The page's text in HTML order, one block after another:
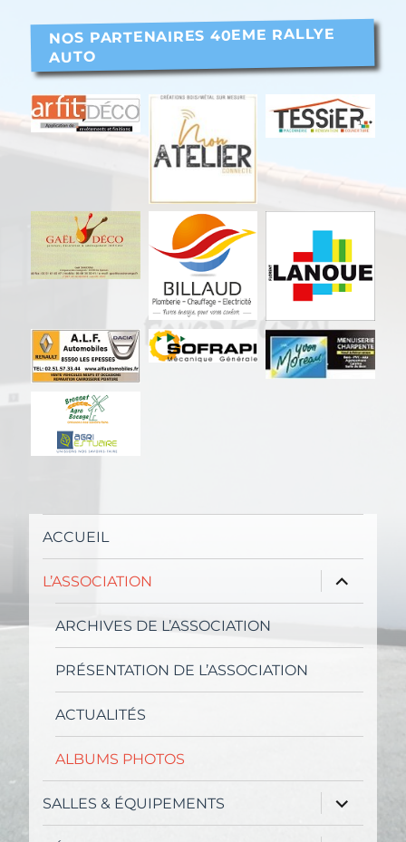
NOS PARTENAIRES 40EME RALLYE
AUTO
ACCUEIL
L’ASSOCIATION
ouvrir
le
sous-
ARCHIVES DE L’ASSOCIATION
PRÉSENTATION DE L’ASSOCIATION
ACTUALITÉS
ALBUMS PHOTOS
SALLES & ÉQUIPEMENTS
ouvrir
le
sous-